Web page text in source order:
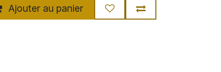
Ajouter au panier